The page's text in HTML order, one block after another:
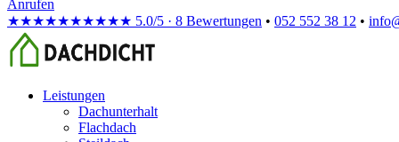
Anrufen
★★★★★★★★★★ 5.0/5 · 8 Bewertungen • 052 552 38 12 •
Leistungen
Dachunterhalt
Flachdach